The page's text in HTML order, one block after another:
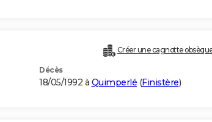
Créer une cagnotte
Décès
18/05/1992 à Quimperlé (Finistère)